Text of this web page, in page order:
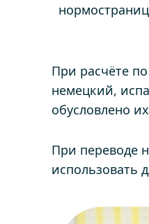
нормостраниц
При расчёте
немецкий,
обусловлено
При переводе
использовать